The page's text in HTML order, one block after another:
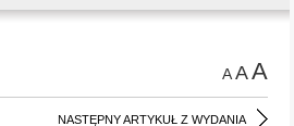
AAA
NASTĘPNY ARTYKUŁ Z WYDANIA